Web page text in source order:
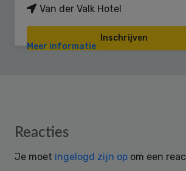
Van der Valk Hotel
Inschrijven
Meer informatie
Reader
Reacties
Je moet ingelogd zijn op om een